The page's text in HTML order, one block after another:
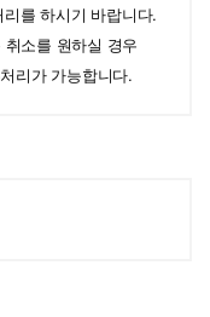
를 하시기 바랍니다.
소를 원하실 경우
리가 가능합니다.